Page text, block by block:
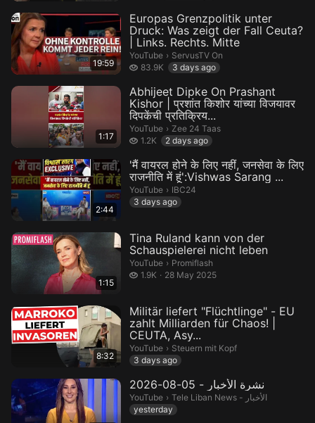
19:59
Europas Grenzpolitik unter
Druck: Was zeigt der Fall Ceuta?
| Links. Rechts. Mitte
YouTube › ServusTV On.
ServusTV On
83.9K
83.9 thousand views
3 days ago
1:17
Abhijeet Dipke On Prashant
Kishor | प्रशांत किशोर यांच्या विजयावर
दिपकेंची प्रतिक्रिय...
YouTube › Zee 24 Taas.
Zee 24 Taas
1.2K
1.2 thousand views
2 days ago
2:44
'मैं वायरल होने के लिए नहीं, जनसेवा के लिए
राजनीति में हूं':Vishwas Sarang ...
YouTube › IBC24.
IBC24
3 days ago
1:15
Tina Ruland kann von der
Schauspielerei nicht leben
YouTube › Promiflash.
Promiflash
1.9K
1.9 thousand views
28 May 2025
8:32
Militär liefert "Flüchtlinge" - EU
zahlt Milliarden für Chaos! |
CEUTA, Asy...
YouTube › Steuern mit Kopf.
Steuern mit Kopf
3 days ago
نشرة الأخبار - 05-08-2026
YouTube ›
Tele Liban News - الأخبار
yesterday